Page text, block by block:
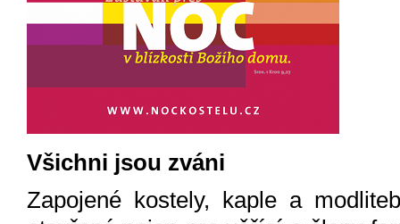
Všichni jsou zváni
Zapojené kostely, kaple a